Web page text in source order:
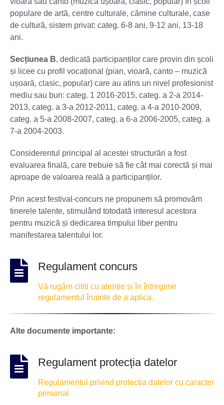
populare de artă, centre culturale, cămine culturale, case
de cultură, sistem privat: categ. 6-8 ani, 9-12 ani, 13-18
ani.
Secțiunea B, dedicată participanților care provin din școli
și licee cu profil vocațional (pian, vioară, canto – muzică
ușoară, clasic, popular) care au atins un nivel profesionist
mediu sau bun: categ. 1 2016-2015, categ. a 2-a 2014-
2013, categ. a 3-a 2012-2011, categ. a 4-a 2010-2009,
categ. a 5-a 2008-2007, categ. a 6-a 2006-2005, categ. a
7-a 2004-2003.
Considerentul principal al acestei structurări a fost
evaluarea finală, care trebuie să fie cât mai corectă și mai
aproape de valoarea reală a participanților.
Prin acest festival-concurs ne propunem să promovăm
tinerele talente, stimulând totodată interesul acestora
pentru muzică și dedicarea timpului liber pentru
manifestarea talentului lor.
Regulament concurs
Vă rugăm citiți cu atenție și în întregime
regulamentul înainte de a aplica.
Alte documente importante:
Regulament protecția datelor
Regulamentul privind protecția datelor cu caracter
personal